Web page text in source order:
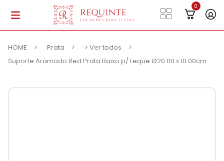
HOME Prata
> Ver todos
Suporte Aramado Red Prata Baixo p/ Leque Ø20.00 x 10.00cm